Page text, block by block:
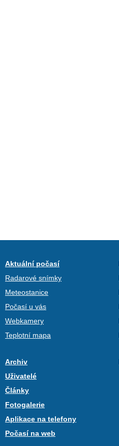
Aktuální počasí
Radarové snímky
Meteostanice
Počasí u vás
Webkamery
Teplotní mapa
Archiv
Uživatelé
Články
Fotogalerie
Aplikace na telefony
Počasí na web